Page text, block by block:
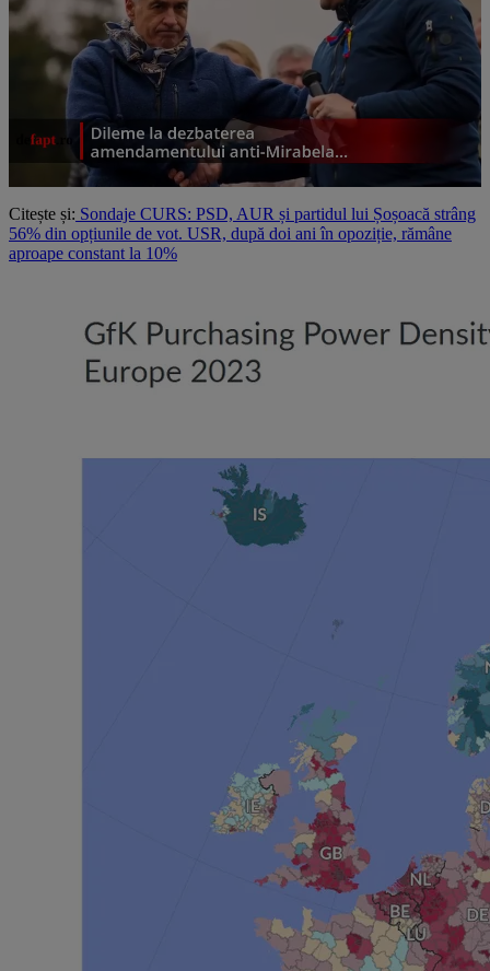
Citește și: Sondaje CURS: PSD, AUR și partidul lui Șoșoacă strâng
56% din opțiunile de vot. USR, după doi ani în opoziție, rămâne
aproape constant la 10%